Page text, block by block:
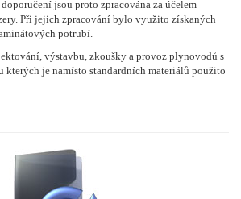
jsou proto zpracována za účelem
Při jejich zpracování bylo využito získaných
potrubí.
výstavbu, zkoušky a provoz plynovodů s
kterých je namísto standardních materiálů použito